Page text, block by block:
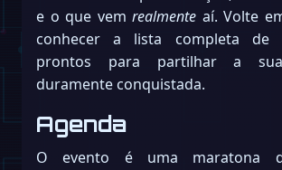
e o que vemrealmente aí. Volte
conhecer a lista completa de
prontos para partilhar a sua
duramente conquistada.
Agenda
O evento é uma maratona